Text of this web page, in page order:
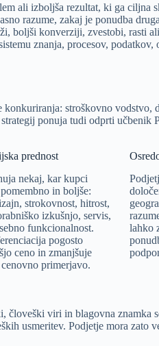
ali izboljša rezultat, ki ga ciljna
razume, zakaj je ponudba
boljši konverziji, zvestobi, rasti
znanja, procesov,
stroškovno vodstvo,
strategij ponuja tudi odprti učbenik
prednost
nekaj, kar kupci
in boljše:
strokovnost, hitrost,
izkušnjo, servis,
funkcionalnost.
pogosto
ceno in zmanjšuje
primerjavo.
lahko
človeški viri in blagovna znamka
usmeritev. Podjetje mora zato